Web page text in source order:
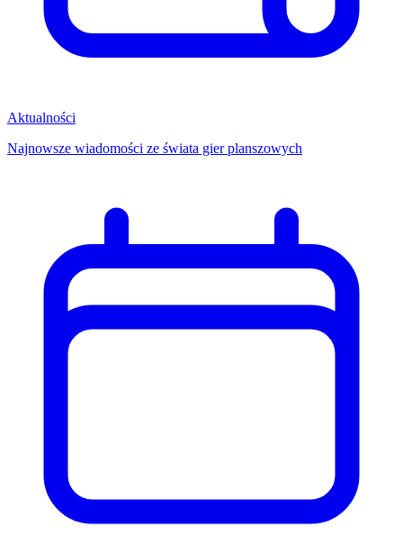
Aktualności
Najnowsze wiadomości ze świata gier planszowych